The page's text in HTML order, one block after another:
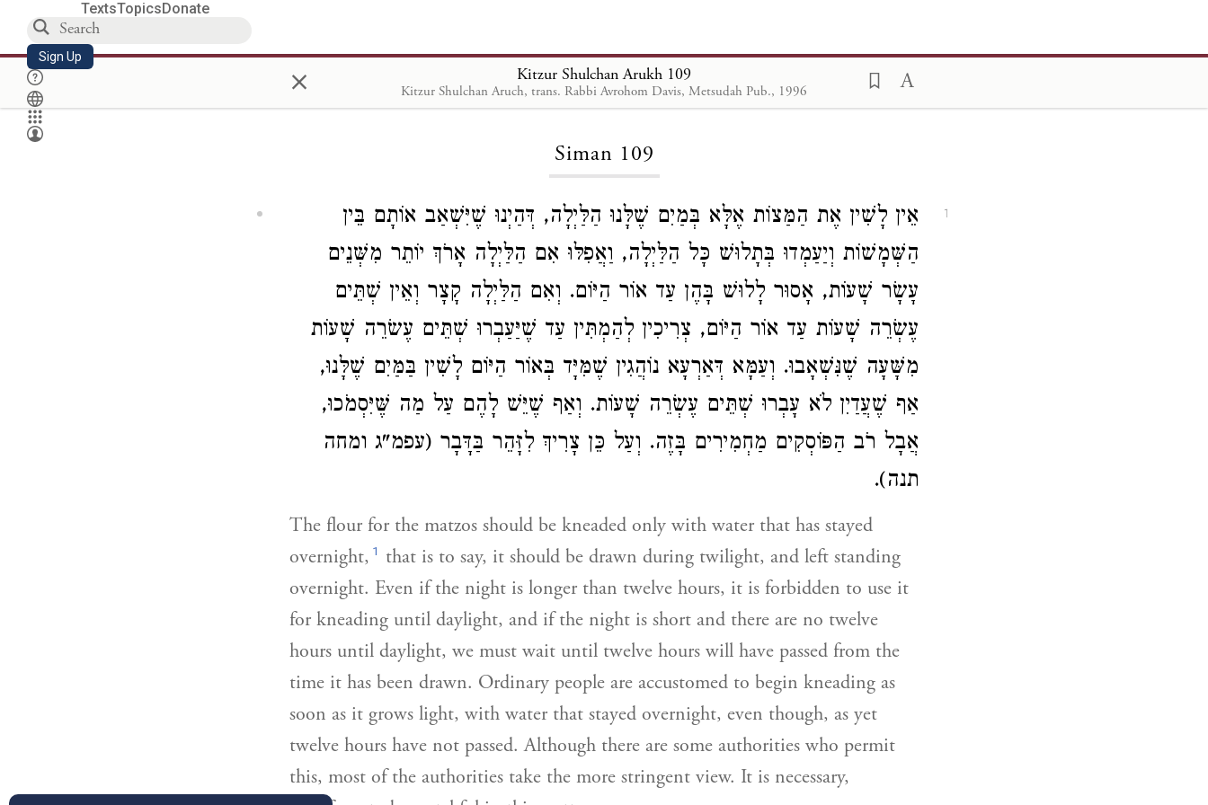
TextsTopicsDonate
Sign Up × Kitzur Shulchan Arukh 109
Kitzur Shulchan Aruch, trans. Rabbi Avrohom Davis, Metsudah Pub., 1996
Loading...
Siman 109
1
אֵין לָשִׁין אֶת הַמַּצוֹת אֶלָּא בְּמַיִם שֶׁלָּנוּ הַלַּיְלָה, דְּהַיְנוּ שֶׁיִּשְׁאַב אוֹתָם בֵּין
הַשְּׁמָשׁוֹת וְיַעַמְדוּ בְּתָלוּשׁ כָּל הַלַּיְלָה, וַאֲפִלּוּ אִם הַלַּיְלָה אָרֹךְ יוֹתֵר מִשְּׁנֵים
עָשָׂר שָׁעוֹת, אָסוּר לָלוּשׁ בָּהֶן עַד אוֹר הַיּוֹם. וְאִם הַלַּיְלָה קָצָר וְאֵין שְׁתֵּים
עֶשְׂרֵה שָׁעוֹת עַד אוֹר הַיּוֹם, צְרִיכִין לְהַמְתִּין עַד שֶׁיַּעַבְרוּ שְׁתֵּים עֶשׂרֵה שָׁעוֹת
מִשָּׁעָה שֶׁנִּשְׁאָבוּ. וְעַמָּא דְּאַרְעָא נוֹהֲגִין שֶׁמִּיָּד בְּאוֹר הַיּוֹם לָשִׁין בַּמַּיִם שֶׁלָּנוּ,
אַף שֶׁעֲדַיִן לֹא עָבְרוּ שְׁתֵּים עֶשְׂרֵה שָׁעוֹת. וְאַף שֶׁיֵּשׁ לָהֶם עַל מַה שֶּׁיִּסְמֹכוּ,
אֲבָל רֹב הַפּוֹסְקִים מַחְמִירִים בָּזֶה. וְעַל כֵּן צָרִיךְ לִזָּהֵר בַּדָּבָר (עפמ"ג ומחה
תנה).
The flour for the matzos should be kneaded only with water that has stayed
overnight, 1 that is to say, it should be drawn during twilight, and left standing
overnight. Even if the night is longer than twelve hours, it is forbidden to use it
for kneading until daylight, and if the night is short and there are no twelve
hours until daylight, we must wait until twelve hours will have passed from the
time it has been drawn. Ordinary people are accustomed to begin kneading as
soon as it grows light, with water that stayed overnight, even though, as yet
twelve hours have not passed. Although there are some authorities who permit
this, most of the authorities take the more stringent view. It is necessary,